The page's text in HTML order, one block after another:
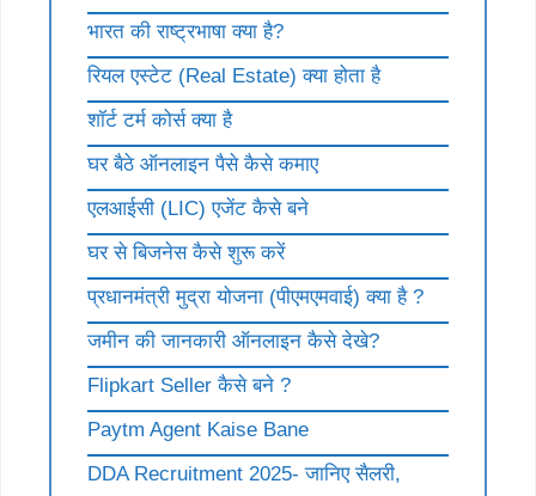
भारत की राष्ट्रभाषा क्या है?
रियल एस्टेट (Real Estate) क्या होता है
शॉर्ट टर्म कोर्स क्या है
घर बैठे ऑनलाइन पैसे कैसे कमाए
एलआईसी (LIC) एजेंट कैसे बने
घर से बिजनेस कैसे शुरू करें
प्रधानमंत्री मुद्रा योजना (पीएमएमवाई) क्या है ?
जमीन की जानकारी ऑनलाइन कैसे देखे?
Flipkart Seller कैसे बने ?
Paytm Agent Kaise Bane
DDA Recruitment 2025- जानिए सैलरी,